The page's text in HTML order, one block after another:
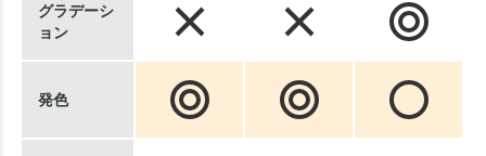
グラデーシ
ョン
発色